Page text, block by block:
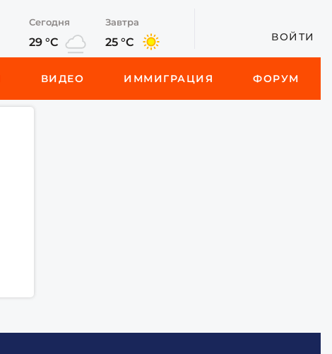
Сегодня
29 °C
Завтра
25 °C ВОЙТИ
ВИДЕО ИММИГРАЦИЯ ФОРУМ